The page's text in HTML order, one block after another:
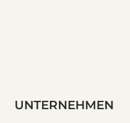
UNTERNEHMEN